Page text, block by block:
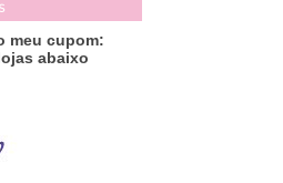
meu cupom:
abaixo